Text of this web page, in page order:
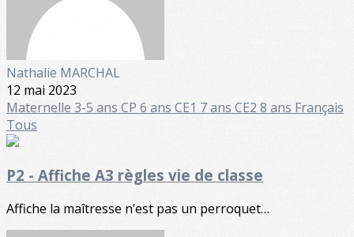
Nathalie MARCHAL
12 mai 2023
Maternelle 3-5 ans CP 6 ans CE1 7 ans CE2 8 ans Français
Tous
P2 - Affiche A3 règles vie de classe
Affiche la maîtresse n’est pas un perroquet…